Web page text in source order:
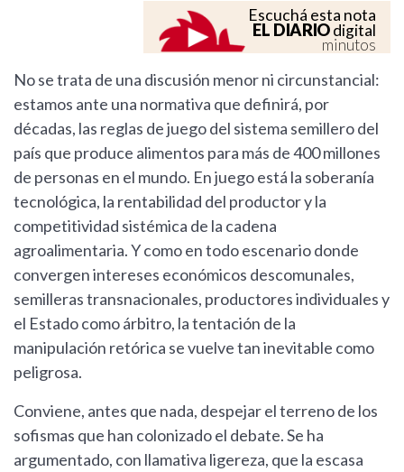
Escuchá esta nota
EL DIARIOdigital
minutos
No se trata de una discusión menor ni circunstancial:
estamos ante una normativa que definirá, por
décadas, las reglas de juego del sistema semillero del
país que produce alimentos para más de 400 millones
de personas en el mundo. En juego está la soberanía
tecnológica, la rentabilidad del productor y la
competitividad sistémica de la cadena
agroalimentaria. Y como en todo escenario donde
convergen intereses económicos descomunales,
semilleras transnacionales, productores individuales y
el Estado como árbitro, la tentación de la
manipulación retórica se vuelve tan inevitable como
peligrosa.
Conviene, antes que nada, despejar el terreno de los
sofismas que han colonizado el debate. Se ha
argumentado, con llamativa ligereza, que la escasa